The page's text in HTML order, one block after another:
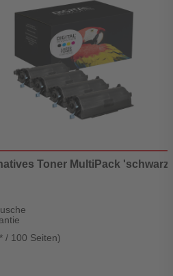
Toner MultiPack
/ 100 Seiten)